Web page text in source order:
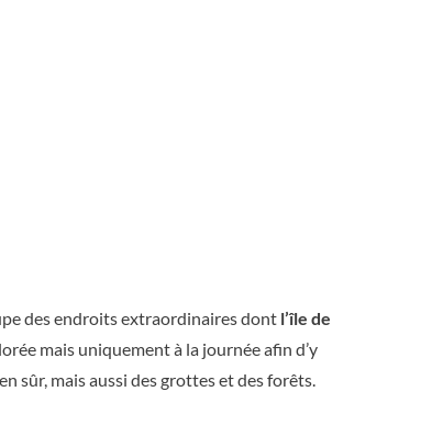
des endroits extraordinaires dont l’île de
mais uniquement à la journée afin d’y
sûr, mais aussi des grottes et des forêts.